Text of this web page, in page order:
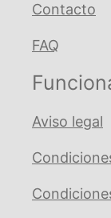
Contacto
FAQ
Aviso legal